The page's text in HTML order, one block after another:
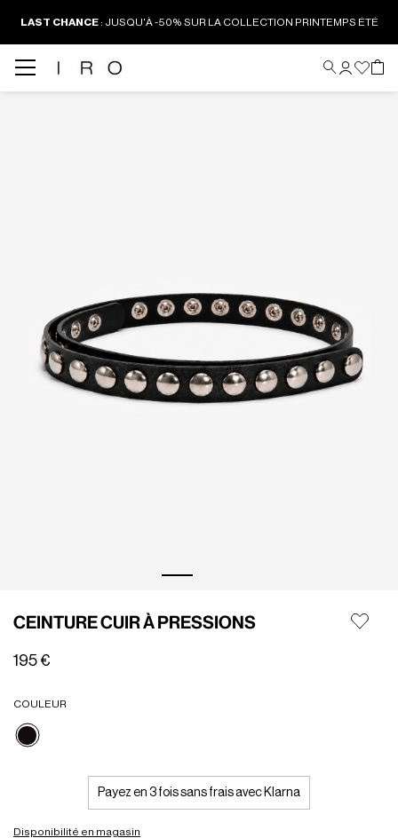
LAST CHANCE: JUSQU'À -50% SUR LA COLLECTION PRINTEMPS ÉTÉ
CEINTURE CUIR À PRESSIONS
195 €
COULEUR
Sélectionné
Payez en 3 fois sans frais avec Klarna
Disponibilité en magasin